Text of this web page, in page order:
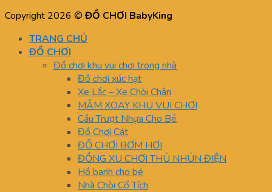
Copyright 2026 ©ĐỒ CHƠI BabyKing
TRANG CHỦ
ĐỒ CHƠI
Đồ chơi khu vui chơi trong nhà
Đồ chơi xúc hạt
Xe Lắc – Xe Chòi Chân
MÂM XOAY KHU VUI CHƠI
Cầu Trượt Nhựa Cho Bé
Đồ Chơi Cát
ĐỒ CHƠI BƠM HƠI
ĐỒNG XU CHƠI THÚ NHÚN ĐIỆN
Hồ banh cho bé
Nhà Chòi Cổ Tích